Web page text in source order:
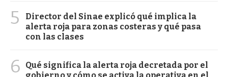
5
Director del Sinae explicó qué implica la
alerta roja para zonas costeras y qué pasa
con las clases
6
Qué significa la alerta roja decretada por el